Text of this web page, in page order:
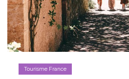
Tourisme France